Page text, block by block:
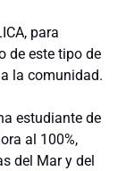
para
de este tipo de
la comunidad.
estudiante de
al 100%,
del Mar y del